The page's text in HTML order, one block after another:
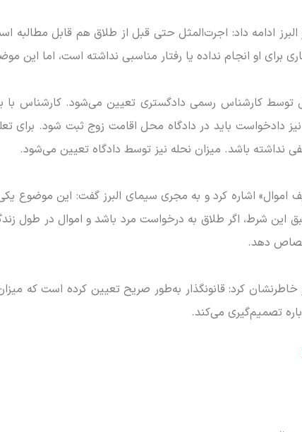
البرز ادامه داد: اجرت‌المثل حتی قبل از طلاق هم قابل
برای او انجام نداده یا رفتار مناسبی نداشته است، اما این
توسط کارشناس رسمی دادگستری تعیین می‌شود. کارشناس با
نیز دادخواست باید در دادگاه محل اقامت زوج ثبت شود.
نداشته باشد. میزان نحله نیز توسط دادگاه تعیین می‌شود.
اموال» اشاره کرد و به مجری سیمای البرز گفت: این موضوع
این شرط، اگر طلاق به درخواست مرد باشد و اموال در طول
دهد.
خاطرنشان کرد: قانونگذار به‌طور صریح تعیین کرده است که
تصمیم‌گیری می‌کند.